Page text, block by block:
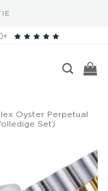
Oyster Perpetual
Set)
Add to
wishlist